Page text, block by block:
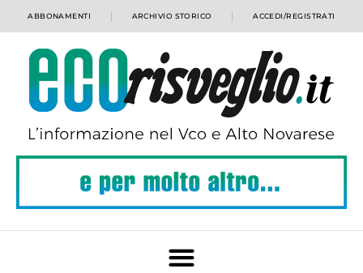
ABBONAMENTI ARCHIVIO STORICO ACCEDI/REGISTRATI